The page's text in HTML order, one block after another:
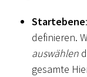
Startebene
definieren.
auswählen
gesamte